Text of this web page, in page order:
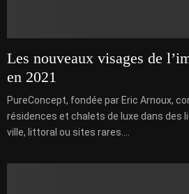
Les nouveaux visages de
en 2021
PureConcept, fondée par Eric Arnoux,
résidences et chalets de luxe dans des
ville, littoral ou sites rares....